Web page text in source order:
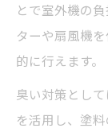
とで室外機の
ターや扇風機
的に行えます。
臭い対策とし
を活用し、塗